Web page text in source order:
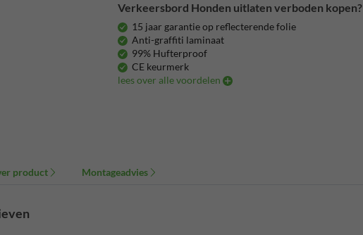
Verkeersbord Honden uitlaten verboden kopen?
15 jaar garantie op reflecterende folie
Anti-graffiti laminaat
99% Hufterproof
CE keurmerk
lees over alle voordelen
product Montageadvies